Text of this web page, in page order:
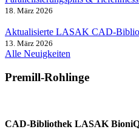
18. März 2026
Aktualisierte LASAK CAD-
13. März 2026
Alle Neuigkeiten
Premill-Rohlinge
CAD-Bibliothek LASAK